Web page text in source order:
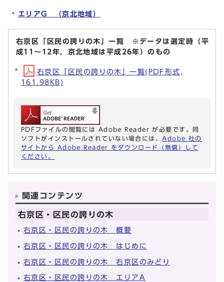
エリアG （京北地域）
右京区「区民の誇りの木」一覧 ※データは選定時（平
成11～12年，京北地域は平成26年）のもの
右京区「区民の誇りの木」一覧(PDF形式,
161.98KB)
PDFファイルの閲覧には Adobe Reader が必要です。同
ソフトがインストールされていない場合には、 Adobe 社の
サイトから Adobe Reader をダウンロード（無償）して
ください。
関連コンテンツ
右京区・区民の誇りの木
右京区・区民の誇りの木 概要
右京区・区民の誇りの木 はじめに
右京区・区民の誇りの木 右京区のみどり
右京区・区民の誇りの木 エリアA